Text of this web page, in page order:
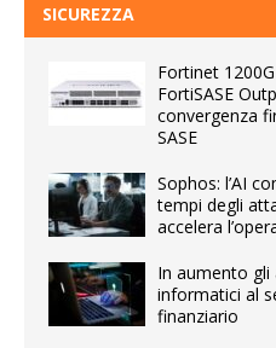
SICUREZZA
Fortinet
FortiSASE
convergenza
SASE
Sophos: l’AI
tempi degli
accelera
In aumento gli
informatici al
finanziario